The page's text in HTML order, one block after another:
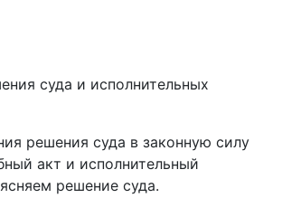
суда и исполнительных
решения суда в законную силу
акт и исполнительный
решение суда.